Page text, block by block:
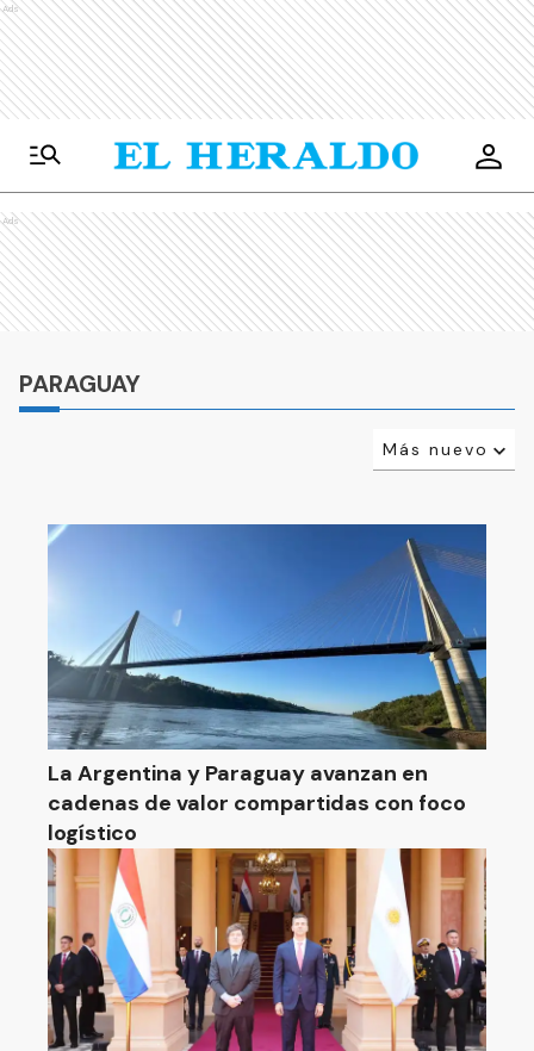
Ads
Ads
PARAGUAY
Más nuevo
La Argentina y Paraguay avanzan en
cadenas de valor compartidas con foco
logístico